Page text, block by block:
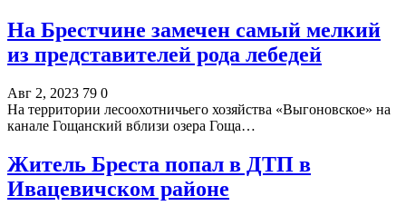
На Брестчине замечен самый мелкий
из представителей рода лебедей
Авг 2, 2023 79 0
На территории лесоохотничьего хозяйства «Выгоновское» на
канале Гощанский вблизи озера Гоща…
Житель Бреста попал в ДТП в
Ивацевичском районе